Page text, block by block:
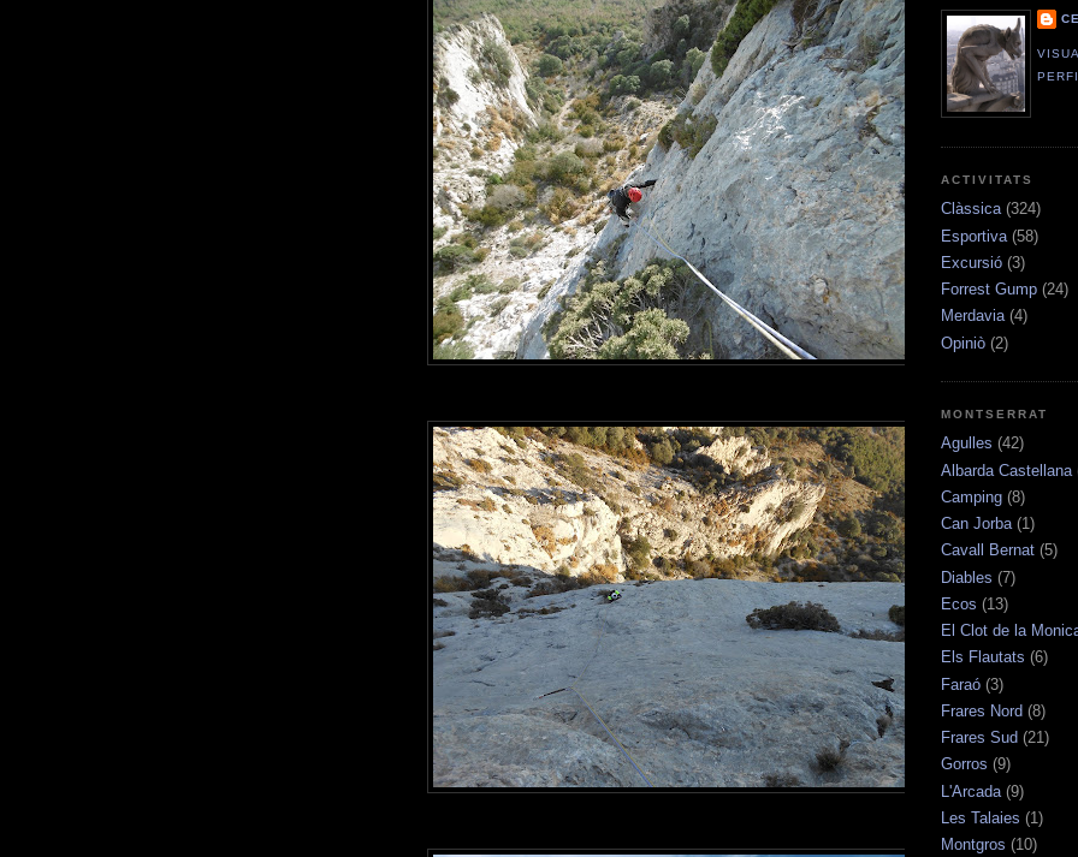
ACTIVITATS
Clàssica (324)
Esportiva (58)
Excursió (3)
Forrest Gump (24)
Merdavia (4)
Opiniò (2)
MONTSERRAT
Agulles (42)
Albarda Castellana
Camping (8)
Can Jorba (1)
Cavall Bernat (5)
Diables (7)
Ecos (13)
El Clot de la
Els Flautats (6)
Faraó (3)
Frares Nord (8)
Frares Sud (21)
Gorros (9)
L'Arcada (9)
Les Talaies (1)
Montgros (10)